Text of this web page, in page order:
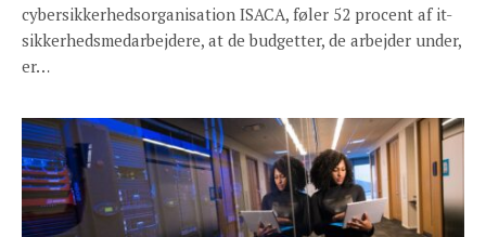
cybersikkerhedsorganisation ISACA, føler 52 procent af it-
sikkerhedsmedarbejdere, at de budgetter, de arbejder under,
er…